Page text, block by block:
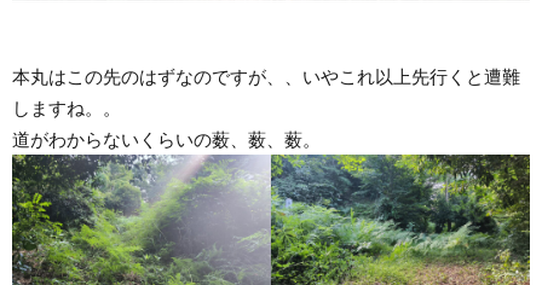
本丸はこの先のはずなのですが、、いやこれ以上先行くと遭難
しますね。。
道がわからないくらいの薮、薮、薮。